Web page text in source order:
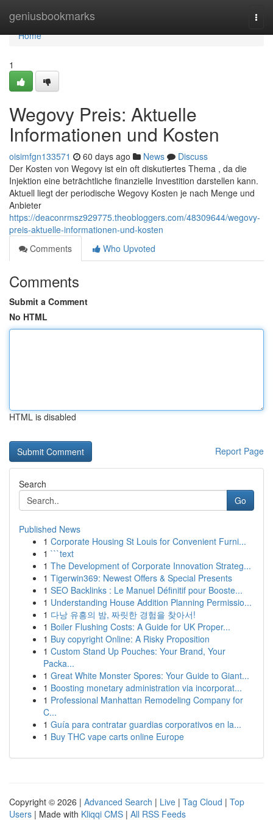
geniusbookmarks
Home
Home
1
Wegovy Preis: Aktuelle
Informationen und Kosten
oisimfgn133571 60 days ago News
Discuss
Der Kosten von Wegovy ist ein oft diskutiertes Thema , da die
Injektion eine beträchtliche finanzielle Investition darstellen kann.
Aktuell liegt der periodische Wegovy Kosten je nach Menge und
Anbieter
https://deaconrmsz929775.theobloggers.com/48309644/wegovy-
preis-aktuelle-informationen-und-kosten
Comments
Who Upvoted
Comments
Submit a Comment
No HTML
HTML is disabled
Report Page
Search
Go
Published News
1 Corporate Housing St Louis for Convenient Furni...
1 ```text
1 The Development of Corporate Innovation Strateg...
1 Tigerwin369: Newest Offers & Special Presents
1 SEO Backlinks : Le Manuel Définitif pour Booste...
1 Understanding House Addition Planning Permissio...
1 다낭 유흥의 밤, 짜릿한 경험을 찾아서!
1 Boiler Flushing Costs: A Guide for UK Proper...
1 Buy copyright Online: A Risky Proposition
1 Custom Stand Up Pouches: Your Brand, Your
Packa...
1 Great White Monster Spores: Your Guide to Giant...
1 Boosting monetary administration via incorporat...
1 Professional Manhattan Remodeling Company for
C...
1 Guía para contratar guardias corporativos en la...
1 Buy THC vape carts online Europe
Copyright © 2026 | Advanced Search | Live | Tag Cloud | Top
Users | Made with Kliqqi CMS | All RSS Feeds